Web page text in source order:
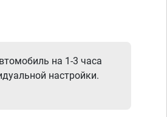
на 1-3 часа
настройки.